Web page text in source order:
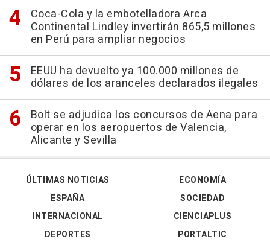
Coca-Cola y la embotelladora Arca
Continental Lindley invertirán 865,5 millones
en Perú para ampliar negocios
EEUU ha devuelto ya 100.000 millones de
dólares de los aranceles declarados ilegales
Bolt se adjudica los concursos de Aena para
operar en los aeropuertos de Valencia,
Alicante y Sevilla
ÚLTIMAS NOTICIAS
ESPAÑA
INTERNACIONAL
DEPORTES
ECONOMÍA
SOCIEDAD
CIENCIAPLUS
PORTALTIC